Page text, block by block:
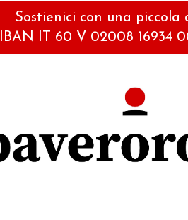
Sostienici con una piccola
IBAN IT 60 V 02008 16934